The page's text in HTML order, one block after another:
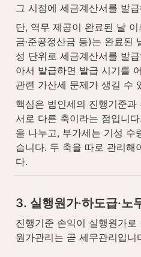
그 시점에 세금계산서를 발
단, 역무 제공이 완료된 날
금·준공정산금 등)는 완료된
성 단위로 세금계산서를 발
아서 발급하면 발급 시기를
관련 가산세 문제가 생길 수
핵심은 법인세의 진행기준
서로 다른 축이라는 점입니
을 나누고, 부가세는 기성 수
습니다. 두 축을 따로 관리해
다.
3. 실행원가·하도급·노
진행기준 손익이 실행원가로
원가관리는 곧 세무관리입니